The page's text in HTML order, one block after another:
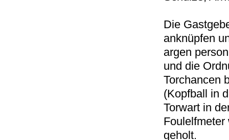
Die
anknüpfen
argen
und die
Torchancen
(Kopfball in
Torwart in
geholt.